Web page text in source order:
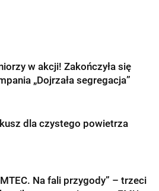
w akcji! Zakończyła się
„Dojrzała segregacja”
dla czystego powietrza
Na fali przygody” – trzeci